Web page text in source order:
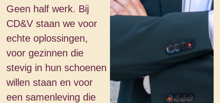
Geen half werk. Bij
CD&V staan we voor
echte oplossingen,
voor gezinnen die
stevig in hun schoenen
willen staan en voor
een samenleving die